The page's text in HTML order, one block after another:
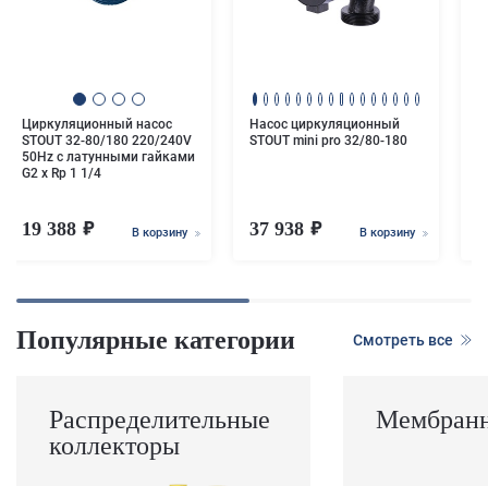
Циркуляционный насос
STOUT 32-80/180 220/240V
50Hz с латунными гайками
G2 x Rp 1 1/4
19 388 В корзину
Насос циркуляционный
STOUT mini pro 32/80-180
37 938 В корзину
Популярные категории Смотреть все
Распределительные
коллекторы